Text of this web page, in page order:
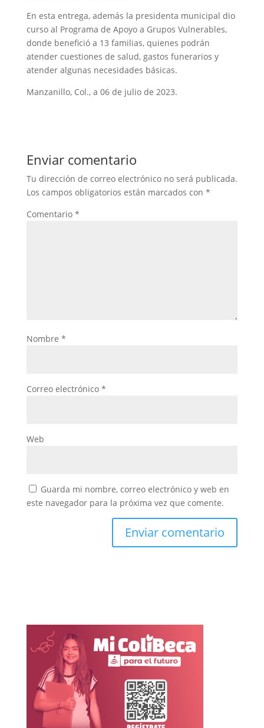
En esta entrega, además la presidenta municipal dio
curso al Programa de Apoyo a Grupos Vulnerables,
donde benefició a 13 familias, quienes podrán
atender cuestiones de salud, gastos funerarios y
atender algunas necesidades básicas.
Manzanillo, Col., a 06 de julio de 2023.
Enviar comentario
Tu dirección de correo electrónico no será publicada.
Los campos obligatorios están marcados con *
Comentario *
Nombre *
Correo electrónico *
Web
Guarda mi nombre, correo electrónico y web en
este navegador para la próxima vez que comente.